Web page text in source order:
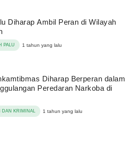
Diharap Ambil Peran di Wilayah
PALU 1 tahun yang lalu
Diharap Berperan dalam
Peredaran Narkoba di
DAN KRIMINAL 1 tahun yang lalu